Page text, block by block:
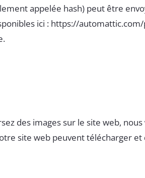
appelée hash) peut être
ici : https://
des images sur le site web,
site web peuvent télécharger